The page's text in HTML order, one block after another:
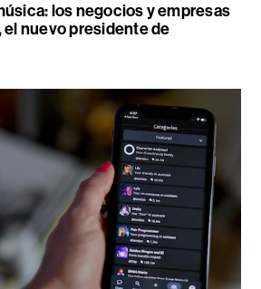
los negocios y empresas
el nuevo presidente de